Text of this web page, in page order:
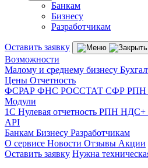
Банкам
Бизнесу
Разработчикам
Оставить заявку
Возможности
Малому и среднему бизнесу
Цены Отчетность
ФСРАР ФНС РОССТАТ СФР РПН
Модули
1С Нулевая отчетность РПН НДС+
API
Банкам Бизнесу Разработчикам
О сервисе Новости Отзывы Акции
Оставить заявку Нужна